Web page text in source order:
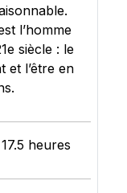
l’homme
siècle : le
et l’être en
heures